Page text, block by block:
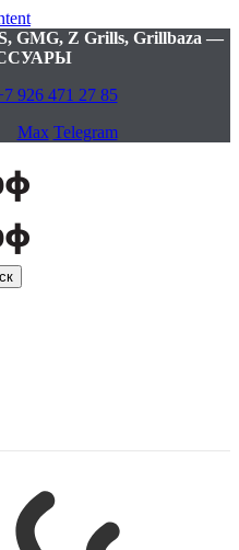
Z Grills, Grillbaza —
926 471 27 85
Max Telegram